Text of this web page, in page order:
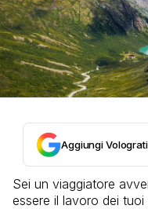
Aggiungi
Sei un viaggiatore
essere il lavoro dei tuoi